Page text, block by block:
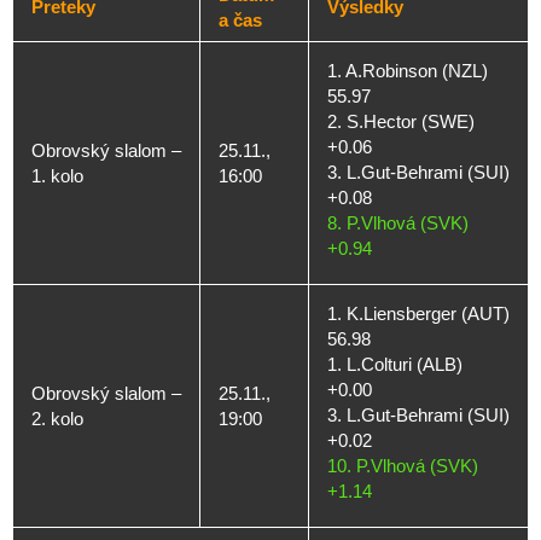
Preteky
a čas
Výsledky
Obrovský slalom –
1. kolo
25.11.,
16:00
1. A.Robinson (NZL)
55.97
2. S.Hector (SWE)
+0.06
3. L.Gut-Behrami (SUI)
+0.08
8. P.Vlhová (SVK)
+0.94
Obrovský slalom –
2. kolo
25.11.,
19:00
1. K.Liensberger (AUT)
56.98
1. L.Colturi (ALB)
+0.00
3. L.Gut-Behrami (SUI)
+0.02
10. P.Vlhová (SVK)
+1.14